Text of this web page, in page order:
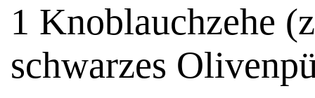
1 Knoblauchzehe
schwarzes